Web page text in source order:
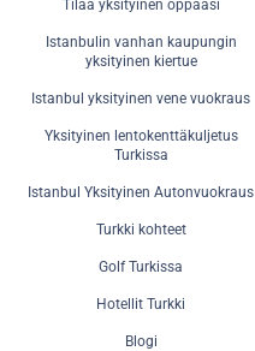
Tilaa yksityinen oppaasi
Istanbulin vanhan kaupungin
yksityinen kiertue
Istanbul yksityinen vene vuokraus
Yksityinen lentokenttäkuljetus
Turkissa
Istanbul Yksityinen Autonvuokraus
Turkki kohteet
Golf Turkissa
Hotellit Turkki
Blogi